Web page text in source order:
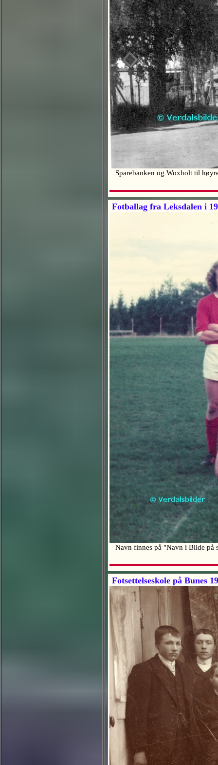
Sparebanken og Woxholt til
Fotballag fra Leksdalen i
Navn finnes på "Navn i Bilde på
Fotsettelseskole på Bunes